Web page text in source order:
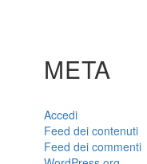
META
Accedi
Feed dei contenuti
Feed dei commenti